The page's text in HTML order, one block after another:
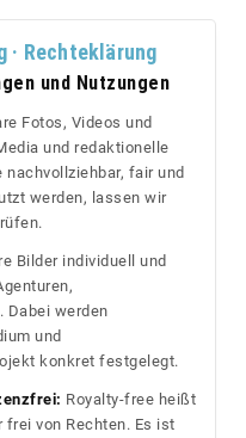
· Rechteklärung
und Nutzungen
Fotos, Videos und
und redaktionelle
fair und
werden, lassen wir
Bilder individuell und
Dabei werden
und
konkret festgelegt.
Royalty-free heißt
von Rechten. Es ist